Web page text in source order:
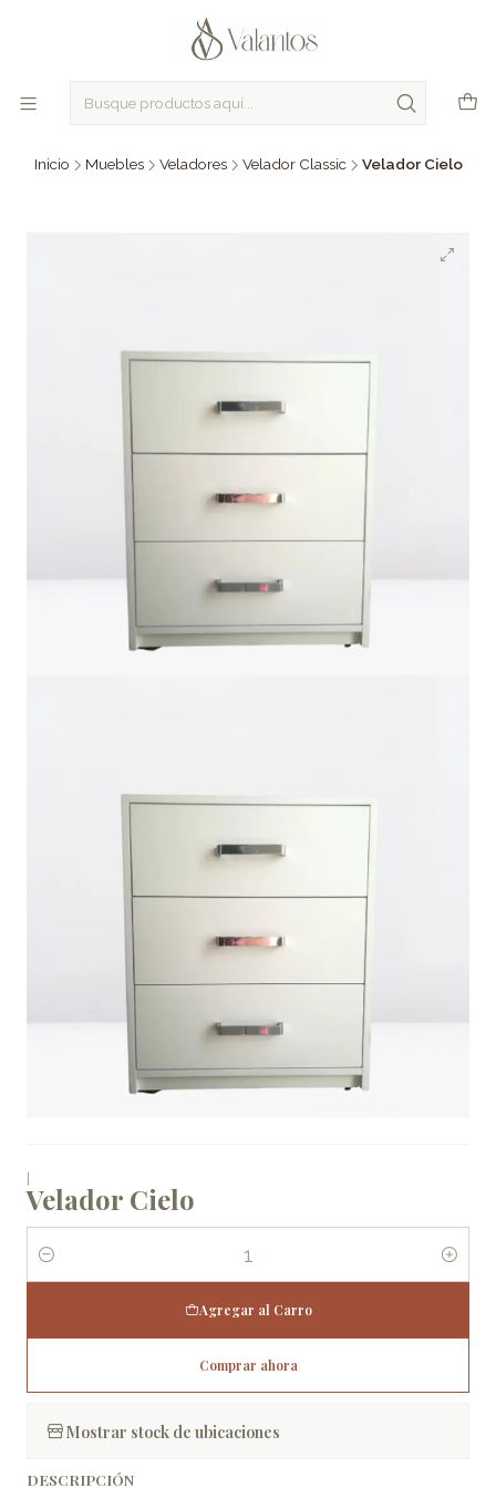
Inicio Muebles Veladores Velador Classic Velador Cielo
|
Velador Cielo
Cantidad
Agregar al Carro
Comprar ahora
Mostrar stock de ubicaciones
DESCRIPCIÓN